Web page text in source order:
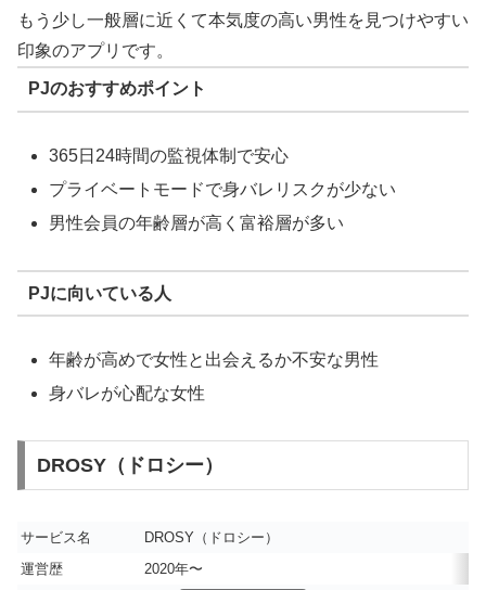
もう少し一般層に近くて本気度の高い男性を見つけやすい
印象のアプリです。
PJのおすすめポイント
365日24時間の監視体制で安心
プライベートモードで身バレリスクが少ない
男性会員の年齢層が高く富裕層が多い
PJに向いている人
年齢が高めで女性と出会えるか不安な男性
身バレが心配な女性
DROSY（ドロシー）
サービス名
DROSY（ドロシー）
運営歴
2020年〜